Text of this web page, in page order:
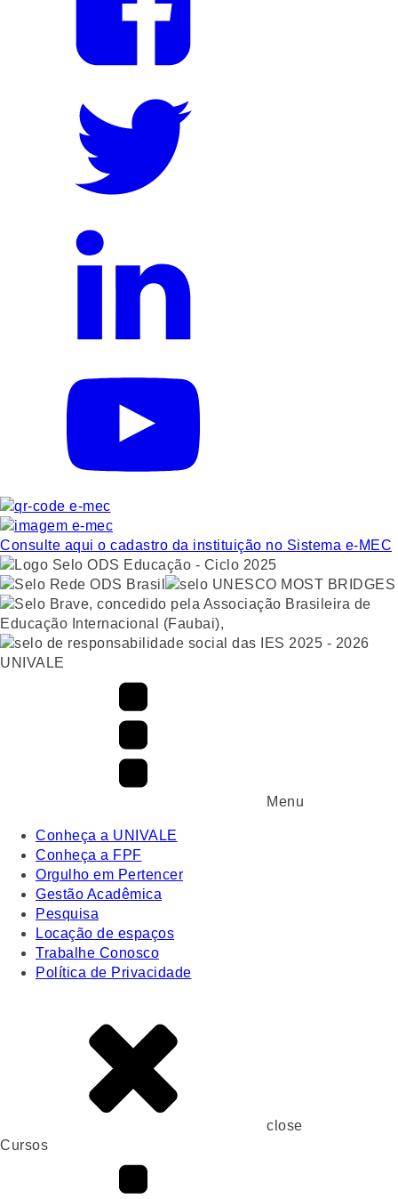
Consulte aqui o cadastro da instituição no Sistema e-MEC
UNIVALE
Menu
Conheça a UNIVALE
Conheça a FPF
Orgulho em Pertencer
Gestão Acadêmica
Pesquisa
Locação de espaços
Trabalhe Conosco
Política de Privacidade
close
Cursos